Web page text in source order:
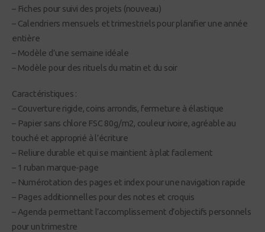
– Fiches pour suivi des projets (nouveau)
– Calendriers mensuels et trimestriels pour planifier une année
entière
– Modèle d’une semaine idéale
– Modèle pour des rituels du matin et du soir
Caractéristiques :
– Couverture rigide, coins arrondis, fermeture à élastique
– Papier sans chlore FSC 80g/m2, couleur ivoire, agréable au
touché et approprié à l’écriture
– Reliure durable et qui se maintient à plat facilement
– 1 ruban marque-page
– Numérotation des pages et index pour une navigation rapide
– Pages additionnelles pour des notes et croquis
– Agenda permettant l’accomplissement d’objectifs personnels
pour un trimestre